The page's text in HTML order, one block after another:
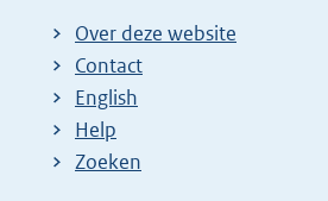
Over deze website
Contact
English
Help
Zoeken